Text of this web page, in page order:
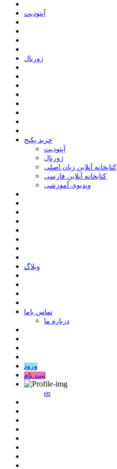
ﺁﭘﺘﻮﺩﯾﺖ
ﮊﻭﺭﻧﺎﻝ
خرید پکیج
ﺁﭘﺘﻮﺩﯾﺖ
ﮊﻭﺭﻧﺎﻝ
کتابخانه آنلاین زبان اصلی
کتابخانه آنلاین فارسی
ویدیوی آموزشی
وبلاگ
ﺗﻤﺎﺱ ﺑﺎﻣﺎ
درباره ما
ورود
ثبت نام
en